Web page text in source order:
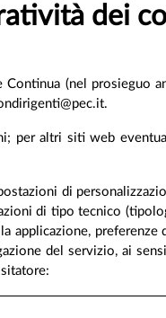
dei
(nel prosieguo
altri siti web
di
di tipo tecnico
del servizio, ai